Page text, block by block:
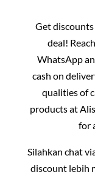
Get
deal!
WhatsApp
cash on
qualities of
products at
for
Silahkan chat
discount lebih